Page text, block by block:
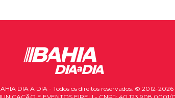
DIA A DIA - Todos os direitos reservados. © 2012-2026